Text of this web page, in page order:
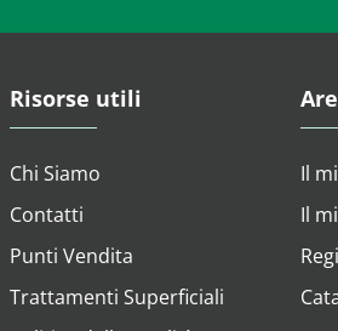
Risorse utili
Chi Siamo
Contatti
Punti Vendita
Trattamenti Superficiali
Il
Il